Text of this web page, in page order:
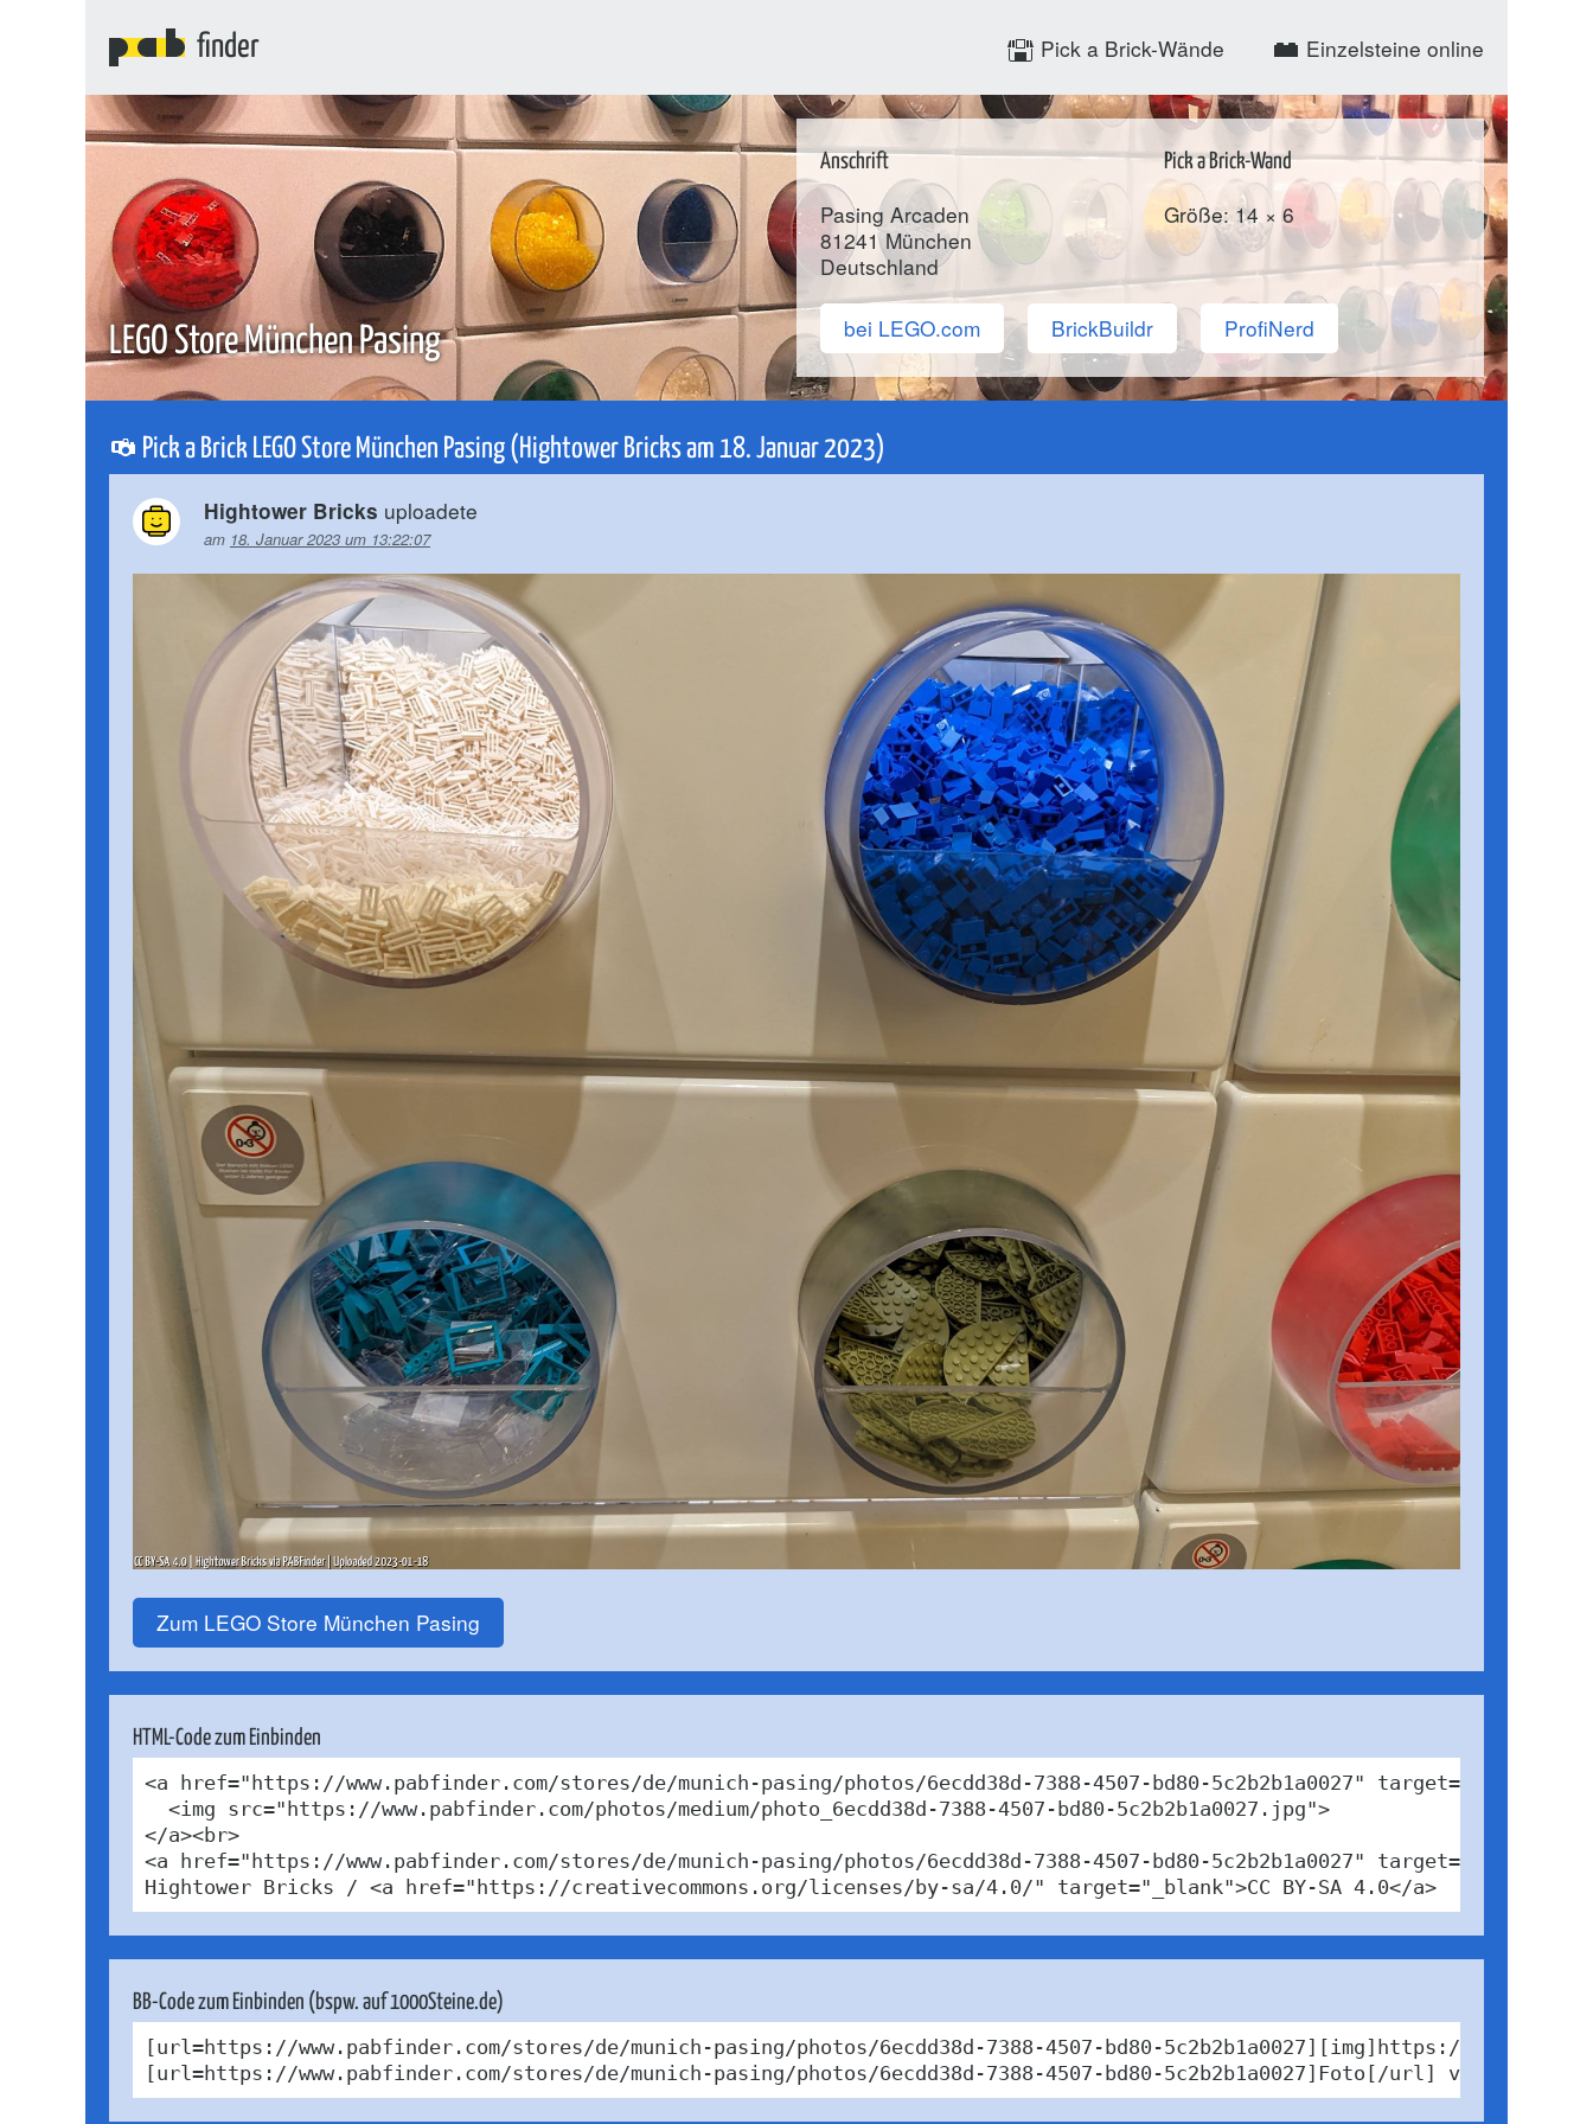
finder Pick a Brick-Wände Einzelsteine online
LEGO Store München Pasing
Anschrift
Pasing Arcaden
81241 München
Deutschland
Pick a Brick-Wand
Größe: 14 × 6
bei LEGO.com BrickBuildr ProfiNerd
Pick a Brick LEGO Store München Pasing (Hightower Bricks am 18. Januar 2023)
Hightower Bricks uploadete
am 18. Januar 2023 um 13:22:07
Zum LEGO Store München Pasing
HTML-Code zum Einbinden
<a href="https://www.pabfinder.com/stores/de/munich-pasing/photos/6ecdd38d-7388-4507-bd80-5c2b2b1a0027" target="_blank">
  <img src="https://www.pabfinder.com/photos/medium/photo_6ecdd38d-7388-4507-bd80-5c2b2b1a0027.jpg">
</a><br>
<a href="https://www.pabfinder.com/stores/de/munich-pasing/photos/6ecdd38d-7388-4507-bd80-5c2b2b1a0027"
Hightower Bricks / <a href="https://creativecommons.org/licenses/by-sa/4.0/" target="_blank">CC BY-SA 4.0</a>
BB-Code zum Einbinden (bspw. auf 1000Steine.de)
[url=https://www.pabfinder.com/stores/de/munich-pasing/photos/6ecdd38d-7388-4507-bd80-5c2b2b1a0027][img]https://
[url=https://www.pabfinder.com/stores/de/munich-pasing/photos/6ecdd38d-7388-4507-bd80-5c2b2b1a0027]Foto[/url] von